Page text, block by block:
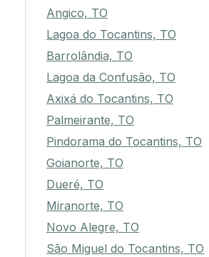
Angico, TO
Lagoa do Tocantins, TO
Barrolândia, TO
Lagoa da Confusão, TO
Axixá do Tocantins, TO
Palmeirante, TO
Pindorama do Tocantins, TO
Goianorte, TO
Dueré, TO
Miranorte, TO
Novo Alegre, TO
São Miguel do Tocantins, TO